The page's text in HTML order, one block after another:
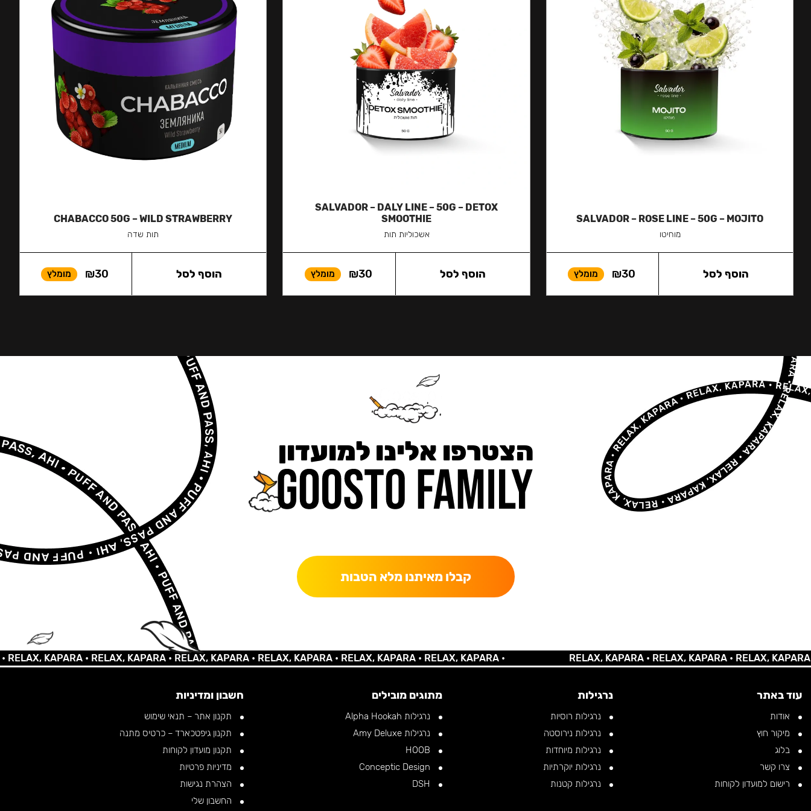
SALVADOR – ROSE LINE – 50G – MOJITO
מוחיטו
₪30 מומלץ הוסף לסל
SALVADOR – DALY LINE – 50G – DETOX
SMOOTHIE
אשכוליות תות
₪30 מומלץ הוסף לסל
CHABACCO 50G – WILD STRAWBERRY
תות שדה
₪30 מומלץ הוסף לסל
הצטרפו אלינו למועדון
קבלו מאיתנו מלא הטבות
KAPARA •RELAX, KAPARA •RELAX, KAPARA •RELAX, KAPARA •RELAX, KAPARA •RELAX, KAPARA • RELAX, KAPARA •RELAX, KAPARA •RELAX, KAPARA •
עוד באתר
אודות
מיקור חוץ
בלוג
צרו קשר
רישום למועדון לקוחות
נרגילות
נרגילות רוסיות
נרגילות נירוסטה
נרגילות מיוחדות
נרגילות יוקרתיות
נרגילות קטנות
מתוגים מובילים
נרגילות Alpha Hookah
נרגילות Amy Deluxe
חשבון ומדיניות
תקנון אתר – תנאי שימוש
תקנון גיפטכארד – כרטיס מתנה
תקנון מועדון לקוחות
מדיניות פרטיות
הצהרת נגישות
החשבון שלי